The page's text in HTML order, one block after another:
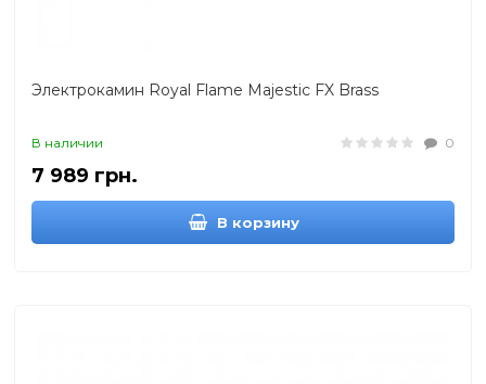
Электрокамин Royal Flame Majestic FX Brass
В наличии 0
7 989 грн.
В корзину